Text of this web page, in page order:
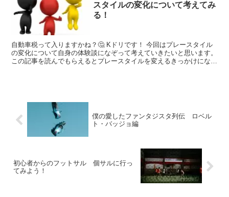
スタイルの変化について考えてみ
る！
自動車税って入りますかね？🤔 Kドリです！ 今回はプレースタイル
の変化について自身の体験談になぞって考えていきたいと思います。
この記事を読んでもらえるとプレースタイルを変えるきっかけになる
僕の愛したファンタジスタ列伝 ロベル
ト・バッジョ編
初心者からのフットサル 個サルに行っ
てみよう！